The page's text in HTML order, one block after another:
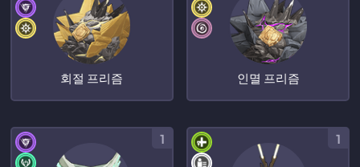
회절 프리즘 인멸 프리즘
1 1